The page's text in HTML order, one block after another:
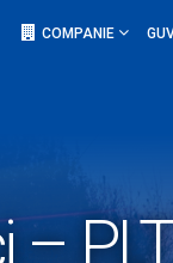
COMPANIE
–